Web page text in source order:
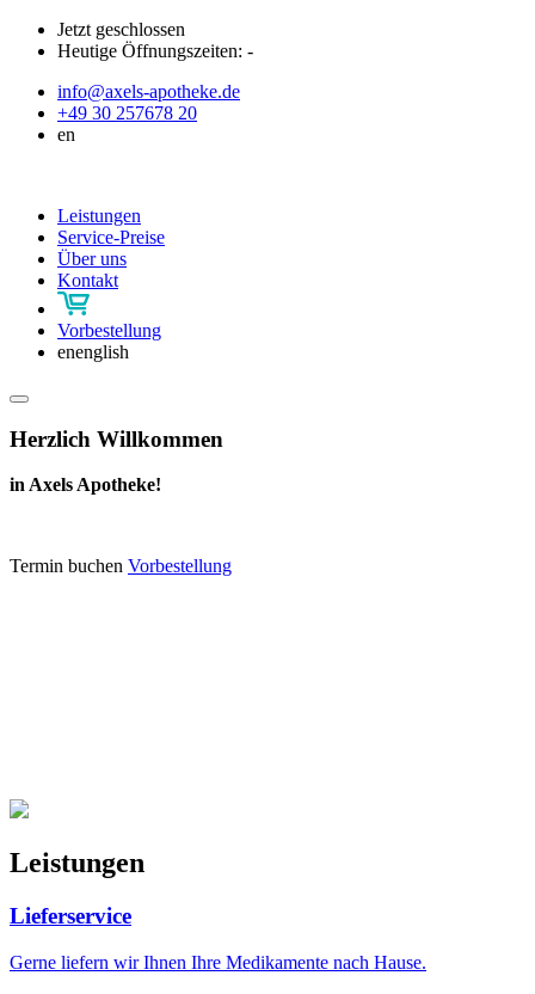
Jetzt geschlossen
Heutige Öffnungszeiten: -
info@axels-apotheke.de
+49 30 257678 20
en
Leistungen
Service-Preise
Über uns
Kontakt
Vorbestellung
enenglish
Herzlich Willkommen
in Axels Apotheke!
Termin buchen Vorbestellung
Leistungen
Lieferservice
Gerne liefern wir Ihnen Ihre Medikamente nach Hause.